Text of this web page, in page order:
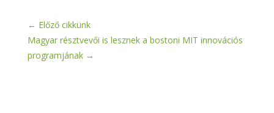
← Előző cikkünk
Magyar résztvevői is lesznek a bostoni MIT innovációs
programjának→